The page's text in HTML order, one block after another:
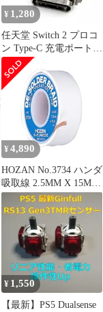
¥ 1,280
任天堂 Switch 2 プロコ
ン Type-C 充電ポート
コネクターG523
¥ 4,890
HOZAN No.3734 ハンダ
吸取線 2.5MM X 15M
工具 ツール DIY 作業工
具 道具 ハンダ
¥ 1,550
【最新】PS5 Dualsense